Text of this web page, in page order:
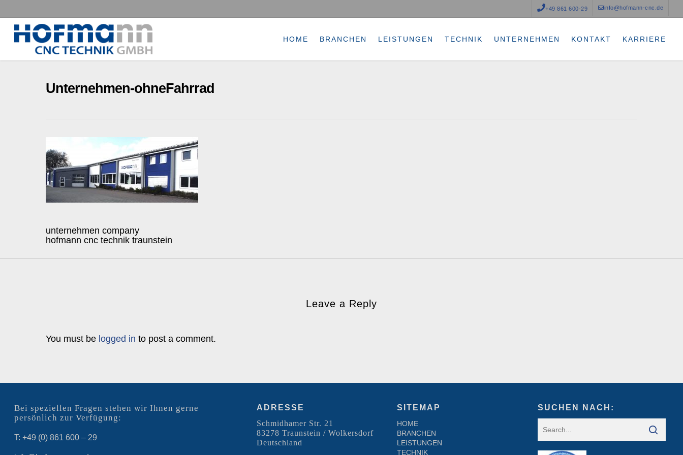
main
content
+49 861 600-29 info@hofmann-cnc.de
HOME BRANCHEN LEISTUNGEN TECHNIK UNTERNEHMEN KONTAKT KARRIERE
Unternehmen-ohneFahrrad
unternehmen company
hofmann cnc technik traunstein
Leave a Reply
You must be logged in to post a comment.
Bei speziellen Fragen stehen wir Ihnen gerne
persönlich zur Verfügung:
T: +49 (0) 861 600 – 29
ADRESSE
Schmidhamer Str. 21
83278 Traunstein / Wolkersdorf
Deutschland
SITEMAP
HOME
BRANCHEN
LEISTUNGEN
TECHNIK
SUCHEN NACH: